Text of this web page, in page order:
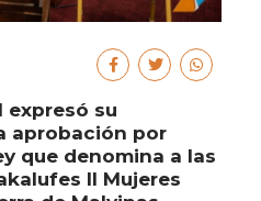
expresó su
aprobación por
que denomina a las
II Mujeres